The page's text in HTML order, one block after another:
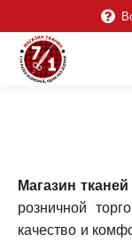
Магазин тканей
розничной
качество и